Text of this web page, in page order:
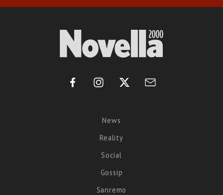
News
Reality
Social
Gossip
Sanremo